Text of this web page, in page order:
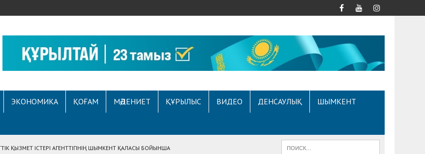
ЭКОНОМИКА ҚОҒАМ МӘДЕНИЕТ ҚҰРЫЛЫС ВИДЕО ДЕНСАУЛЫҚ ШЫМКЕНТ
ҚЫЗМЕТ ІСТЕРІ АГЕНТТІГІНІҢ ШЫМКЕНТ ҚАЛАСЫ БОЙЫНША